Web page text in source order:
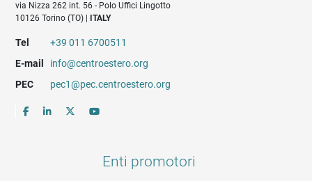
via Nizza 262 int. 56 - Polo Uffici Lingotto
10126 Torino (TO) |
ITALY
Tel
+39 011 6700511
E-mail
info@centroestero.org
PEC
pec1@pec.centroestero.org
Enti promotori